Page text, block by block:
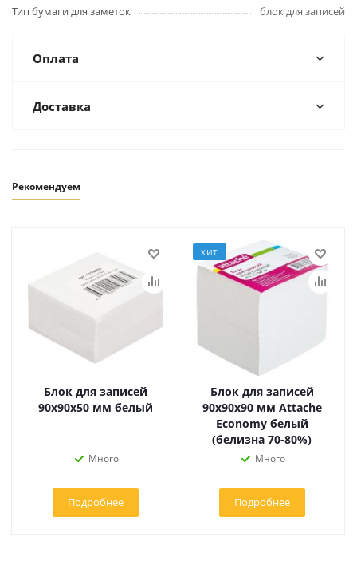
Тип бумаги для заметок
блок для записей
Оплата
Доставка
Рекомендуем
Блок для записей
90х90х50 мм белый
Много
Подробнее
ХИТ
Блок для записей
90х90х90 мм Attache
Economy белый
(белизна 70-80%)
Много
Подробнее